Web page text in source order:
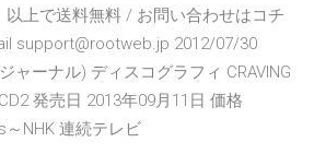
以上で送料無料 / お問い合わせはコチ
support@rootweb.jp 2012/07/30
ャーナル) ディスコグラフィ CRAVING
発売日 2013年09月11日 価格
～NHK 連続テレビ